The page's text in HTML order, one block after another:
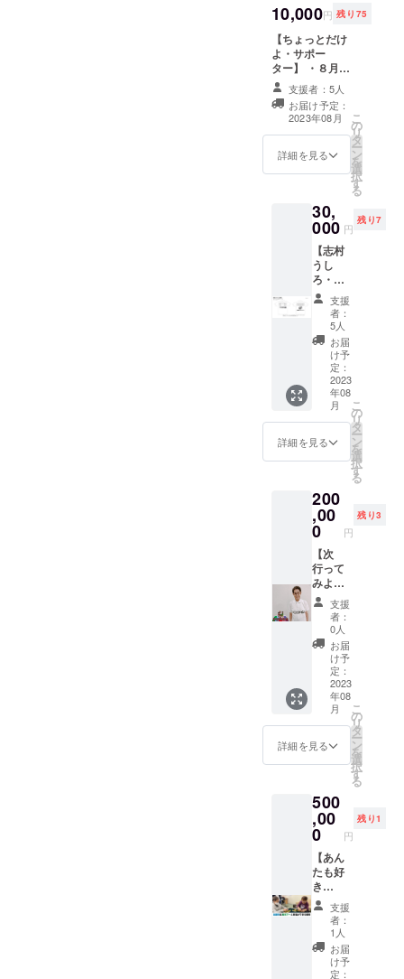
10,000円 残り75
【ちょっとだけ
よ・サポー
ター】 ・８月期
デザインユニ
フォーム提供 1
枚 ※ユニ
フォームのサイ
ズは、Ｍサイズ
とＸＬサイズの
２種類です ・限
メールにてお送
りします
支援者：5人
お届け予定：
2023年08月
詳細を見る
こ
の
リ
タ
ー
ン
を
選
択
す
る
30,
000 円
残り7
【志村
うし
ろ・サ
ポー
ター】
・ユニ
フォー
ム掲出
位置Ｂ
ランク
へのお
名前の
掲出
（8月公
開動画
内）
意】動
画内で
のお名
前の掲
出、写
り込み
はほと
んどご
ざいま
せん
※掲出期
間の設
定は特
にござ
いませ
ん。動
画は弊
社
YouTub
eでアー
されま
す ※
お名前
の掲出
は、文
字のみ
です。
７文字
以内を
目安に
お願い
します
※掲載
支援
者：
5人
お届
け予
定：
2023
年08
月
詳細を見る
こ
の
リ
タ
ー
ン
を
選
択
す
る
200
,00
0 円
残り3
【次
行って
みよ
う・ サ
ポー
ター】
・ユニ
フォー
ム掲出
位置Ａ
ランク
へのお
名前の
掲出
（8月公
開動画
※8月中
内 3〜4
動画の
公開
と、動
画内で
のお名
前の掲
出を保
証しま
す ※
掲出期
間の設
支援
者：
0人
お届
け予
定：
2023
年08
月
詳細を見る
こ
の
リ
タ
ー
ン
を
選
択
す
る
500
,00
0 円
残り1
【あん
たも好
き
ねぇ・
サポー
ター】
・加藤
茶＆高
木ブー
支援
者：
1人
お届
け予
定：